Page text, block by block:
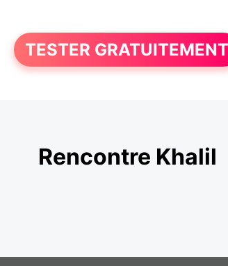
TESTER GRATUITEMENT
Rencontre Khalil